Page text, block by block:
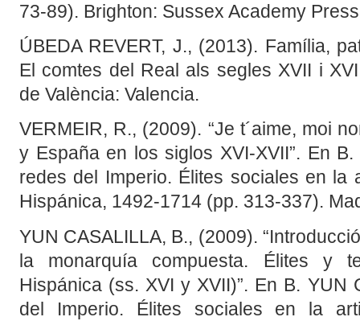
73-89). Brighton: Sussex Academy
ÚBEDA REVERT, J., (2013). Família,
El comtes del Real als segles XVII i
de València: Valencia.
VERMEIR, R., (2009). “Je t´aime, moi
y España en los siglos XVI-XVII”. En
redes del Imperio. Élites sociales en la
Hispánica, 1492-1714 (pp. 313-337).
YUN CASALILLA, B., (2009).
la monarquía compuesta. Élites y
Hispánica (ss. XVI y XVII)”. En B. YUN
del Imperio. Élites sociales en la